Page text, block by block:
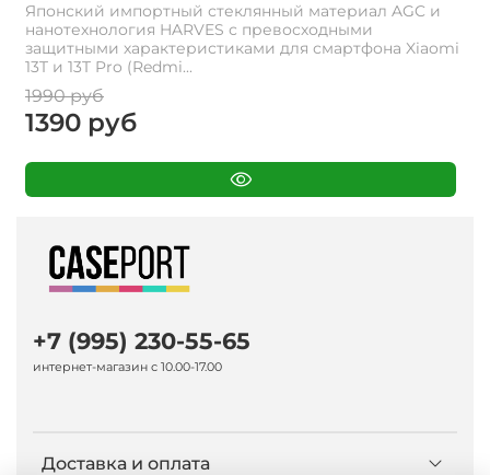
Японский импортный стеклянный материал AGC и
нанотехнология HARVES с превосходными
защитными характеристиками для смартфона Xiaomi
13T и 13T Pro (Redmi...
1990 руб
1390 руб
Доставка и оплата
+7 (995) 230-55-65
интернет-магазин с 10.00-17.00